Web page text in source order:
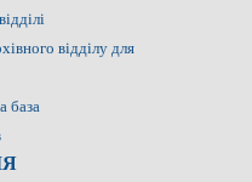
відділу для
база